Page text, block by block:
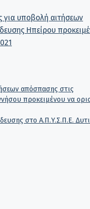
για υποβολή αιτήσεων
Ηπείρου
απόσπασης στις
προκειμένου να
στο Α.Π.Υ.Σ.Π.Ε.